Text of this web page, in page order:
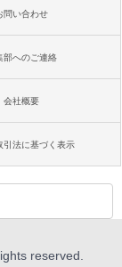
問い合わせ
部へのご連絡
会社概要
引法に基づく表示
reserved.